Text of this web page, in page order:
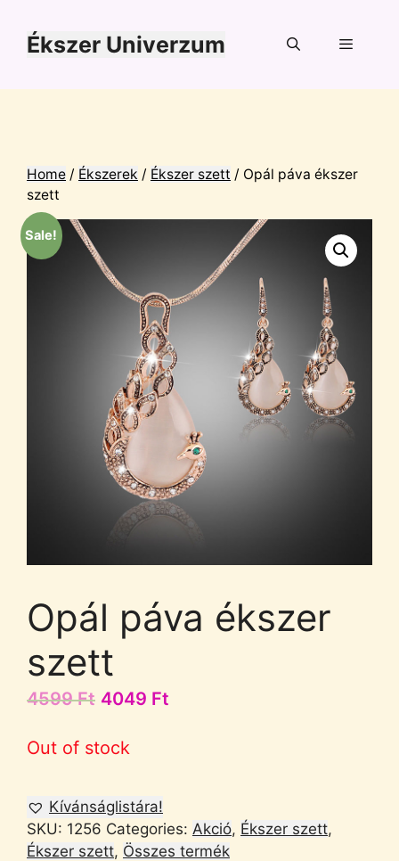
tartalomba
Ékszer Univerzum
Home / Ékszerek / Ékszer szett / Opál páva ékszer
szett
Sale!
Opál páva ékszer
szett
4599Ft 4049 Ft
Out of stock
Kívánságlistára!
SKU: 1256 Categories: Akció, Ékszer szett,
Ékszer szett, Összes termék